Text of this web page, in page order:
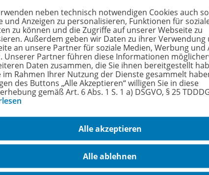
Buchstabenheften 1 bis 3 wird jeder Buchstabe auf
Grundwortschatz, ganz ohne sprachliche
Sie mehr über die Reihe
Produkte
Flex und Flora - Deutsch inklusiv
Ausgabe 2021
Gut-starten-Heft inklusiv A
neben technisch notwendigen Cookies auch
und Anzeigen zu personalisieren, Funktionen für
zu können und die Zugriffe auf unserer Webseite zu
Außerdem geben wir Daten zu ihrer Verwendung
an unsere Partner für soziale Medien, Werbung und
Unserer Partner führen diese Informationen
Daten zusammen, die Sie ihnen bereitgestellt
im Rahmen Ihrer Nutzung der Dienste gesammelt
des Buttons „Alle Akzeptieren“ willigen Sie in diese
gemäß Art. 6 Abs. 1 S. 1 a) DSGVO, § 25
Alle akzeptieren
Alle ablehnen